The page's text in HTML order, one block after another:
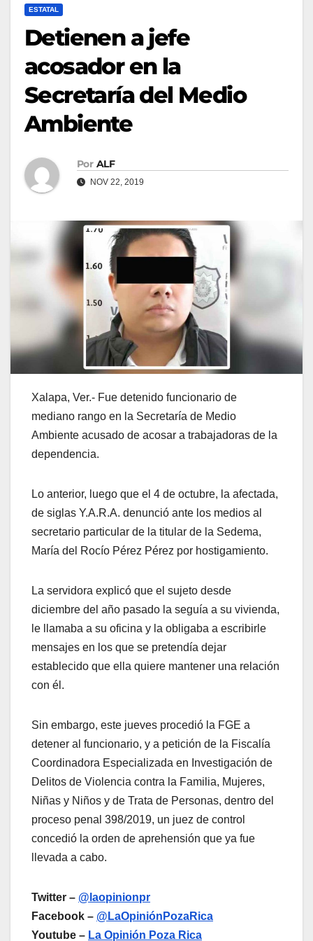
ESTATAL
Detienen a jefe
acosador en la
Secretaría del Medio
Ambiente
Por ALF
NOV 22, 2019
Xalapa, Ver.- Fue detenido funcionario de
mediano rango en la Secretaría de Medio
Ambiente acusado de acosar a trabajadoras de la
dependencia.
Lo anterior, luego que el 4 de octubre, la afectada,
de siglas Y.A.R.A. denunció ante los medios al
secretario particular de la titular de la Sedema,
María del Rocío Pérez Pérez por hostigamiento.
La servidora explicó que el sujeto desde
diciembre del año pasado la seguía a su vivienda,
le llamaba a su oficina y la obligaba a escribirle
mensajes en los que se pretendía dejar
establecido que ella quiere mantener una relación
con él.
Sin embargo, este jueves procedió la FGE a
detener al funcionario, y a petición de la Fiscalía
Coordinadora Especializada en Investigación de
Delitos de Violencia contra la Familia, Mujeres,
Niñas y Niños y de Trata de Personas, dentro del
proceso penal 398/2019, un juez de control
concedió la orden de aprehensión que ya fue
llevada a cabo.
Twitter – @laopinionpr
Facebook – @LaOpiniónPozaRica
Youtube – La Opinión Poza Rica